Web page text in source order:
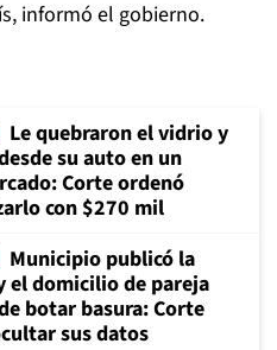
informó el gobierno.
Le quebraron el vidrio y
su auto en un
Corte ordenó
con $270 mil
Municipio publicó la
el domicilio de pareja
botar basura: Corte
sus datos